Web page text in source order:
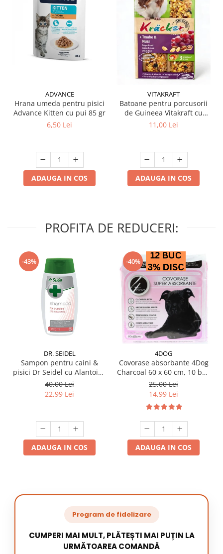
ADVANCE
Hrana umeda pentru pisici
Advance Kitten cu pui 85 gr
6,50 Lei
ADAUGA IN COS
VITAKRAFT
Batoane pentru porcusorii
de Guineea Vitakraft cu
struguri & nuci 2 buc
11,00 Lei
ADAUGA IN COS
PROFITA DE REDUCERI:
-43%
DR. SEIDEL
Sampon pentru caini &
pisici Dr Seidel cu Alantoina
220 ml
40,00 Lei
22,99 Lei
ADAUGA IN COS
-40%
4DOG
Covorase absorbante 4Dog
Charcoal 60 x 60 cm, 10 buc
/ pachet
25,00 Lei
14,99 Lei
ADAUGA IN COS
Program de fidelizare
CUMPERI MAI MULT, PLĂTEȘTI MAI PUȚIN LA
URMĂTOAREA COMANDĂ